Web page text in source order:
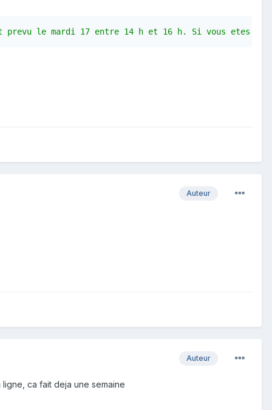
prevu le mardi 17 entre 14 h et 16 h. Si vous etes
Auteur
Auteur
ca fait deja une semaine